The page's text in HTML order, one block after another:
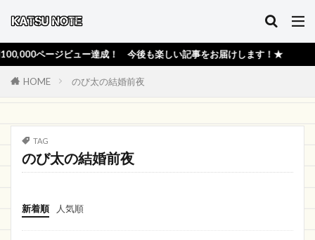
ページビュー達成！ 今後も楽しい記事をお届けします！★
HOME のび太の結婚前夜
TAG
のび太の結婚前夜
新着順 人気順